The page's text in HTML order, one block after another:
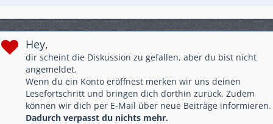
Hey,
dir scheint die Diskussion zu gefallen, aber du bist nicht
angemeldet.
Wenn du ein Konto eröffnest merken wir uns deinen
Lesefortschritt und bringen dich dorthin zurück. Zudem
können wir dich per E-Mail über neue Beiträge informieren.
Dadurch verpasst du nichts mehr.